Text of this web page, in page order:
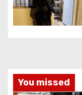
d
You missed